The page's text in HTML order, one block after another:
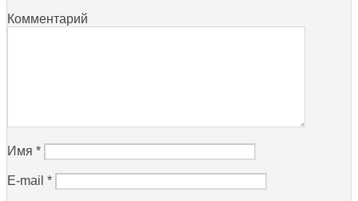
Комментарий
Имя *
E-mail *